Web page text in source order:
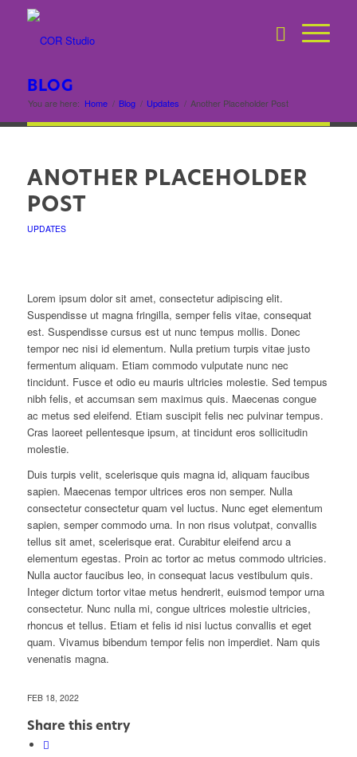
BLOG
You are here: Home / Blog / Updates / Another Placeholder Post
ANOTHER PLACEHOLDER
POST
UPDATES
Lorem ipsum dolor sit amet, consectetur adipiscing elit.
Suspendisse ut magna fringilla, semper felis vitae, consequat
est. Suspendisse cursus est ut nunc tempus mollis. Donec
tempor nec nisi id elementum. Nulla pretium turpis vitae justo
fermentum aliquam. Etiam commodo vulputate nunc nec
tincidunt. Fusce et odio eu mauris ultricies molestie. Sed tempus
nibh felis, et accumsan sem maximus quis. Maecenas congue
ac metus sed eleifend. Etiam suscipit felis nec pulvinar tempus.
Cras laoreet pellentesque ipsum, at tincidunt eros sollicitudin
molestie.
Duis turpis velit, scelerisque quis magna id, aliquam faucibus
sapien. Maecenas tempor ultrices eros non semper. Nulla
consectetur consectetur quam vel luctus. Nunc eget elementum
sapien, semper commodo urna. In non risus volutpat, convallis
tellus sit amet, scelerisque erat. Curabitur eleifend arcu a
elementum egestas. Proin ac tortor ac metus commodo ultricies.
Nulla auctor faucibus leo, in consequat lacus vestibulum quis.
Integer dictum tortor vitae metus hendrerit, euismod tempor urna
consectetur. Nunc nulla mi, congue ultrices molestie ultricies,
rhoncus et tellus. Etiam et felis id nisi luctus convallis et eget
quam. Vivamus bibendum tempor felis non imperdiet. Nam quis
venenatis magna.
FEB 18, 2022
Share this entry